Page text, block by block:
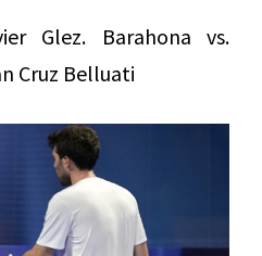
Glez. Barahona vs.
Cruz Belluati